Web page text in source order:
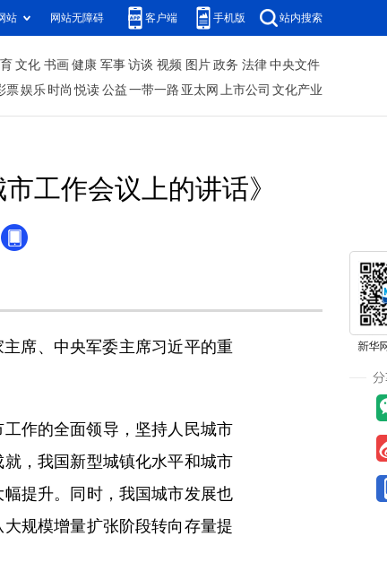
站 网站无障碍 客户端 手机版 站内搜索
文化 书画 健康 军事 访谈 视频 图片 政务 法律 中央文件
票娱乐 时尚 悦读 公益 一带一路 亚太网 上市公司 文化产业
工作会议上的讲话》
席、中央军委主席习近平的重
作的全面领导，坚持人民城市
，我国新型城镇化水平和城市
提升。同时，我国城市发展也
规模增量扩张阶段转向存量提